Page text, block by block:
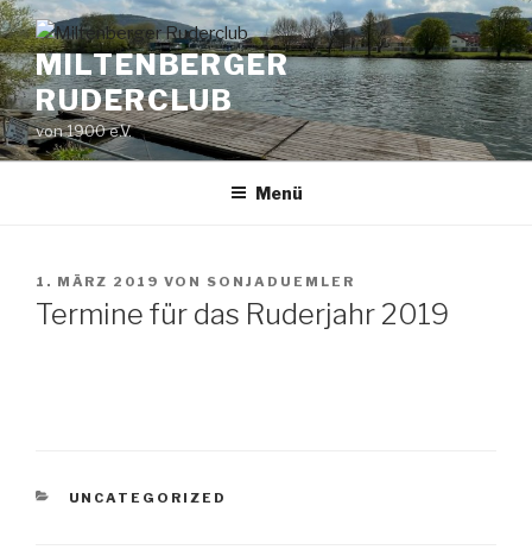
Zum
Inhalt
springenMILTENBERGER
RUDERCLUB
von 1900 e.V.
Menü
VERÖFFENTLICHT
AM
1. MÄRZ 2019 VON SONJADUEMLER
Termine für das Ruderjahr 2019
KATEGORIEN
UNCATEGORIZED